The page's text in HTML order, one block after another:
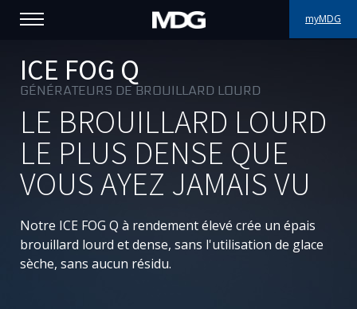
myMDG
PRODUITS
SUPPORT
PORTFOLIO
À PROPOS
OÙ ACHETER
RENCONTREZ-NOUS
ICE FOG Q
GÉNÉRATEURS DE BROUILLARD LOURD
LE BROUILLARD LOURD
LE PLUS DENSE QUE
VOUS AYEZ JAMAIS VU
Notre ICE FOG Q à rendement élevé crée un épais
brouillard lourd et dense, sans l'utilisation de glace
sèche, sans aucun résidu.